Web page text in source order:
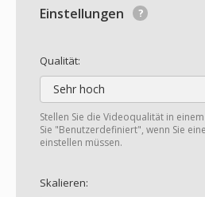
Einstellungen
Qualität:
Sehr hoch
Stellen Sie die Videoqualität in
Sie "Benutzerdefiniert", wenn Sie
einstellen müssen.
Skalieren: